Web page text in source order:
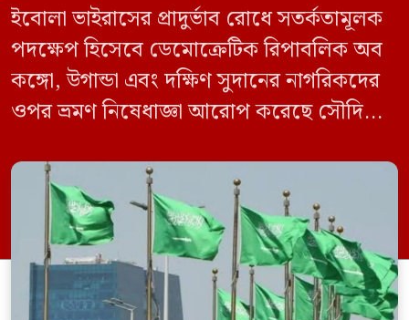
ইবোলা ভাইরাসের প্রাদুর্ভাব রোধে সতর্কতামূলক
পদক্ষেপ হিসেবে ডেমোক্রেটিক রিপাবলিক অব
কঙ্গো, উগান্ডা এবং দক্ষিণ সুদানের নাগরিকদের
ওপর ভ্রমণ নিষেধাজ্ঞা আরোপ করেছে সৌদি
যেকোনো ভ্রমণকারীর জন্য ভিসা ইস্যু এবং
সৌদিতে প্রবেশ সাময়িকভাবে স্থগিত করা
হয়েছে। সৌদি প্রেস এজেন্সি (এসপিএ)
জানিয়েছে, এই নিষেধাজ্ঞা শুধুমাত্র সরাসরি ওই
তিন দেশ থেকে […]